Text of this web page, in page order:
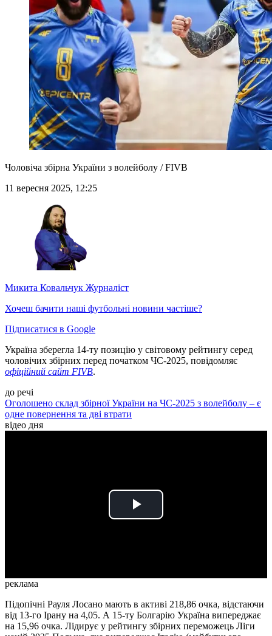
Чоловіча збірна України з волейболу / FIVB
11 вересня 2025, 12:25
Микита Ковальчук Журналіст
Хочеш бачити наші футбольні новини частіше?
Підписатися в Google
Україна зберегла 14-ту позицію у світовому рейтингу серед
чоловічих збірних перед початком ЧС-2025, повідомляє
офіційний сайт FIVB.
до речі
Оголошено склад збірної України на ЧС-2025 з волейболу – є
одне повернення та дві втрати
відео дня
Play
реклама
Підопічні Рауля Лосано мають в активі 218,86 очка, відстаючи
від 13-го Ірану на 4,05. А 15-ту Болгарію Україна випереджає
на 15,96 очка. Лідирує у рейтингу збірних переможець Ліги